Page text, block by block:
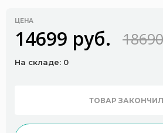
ЦЕНА
14699 руб.
На складе: 0
ТОВАР